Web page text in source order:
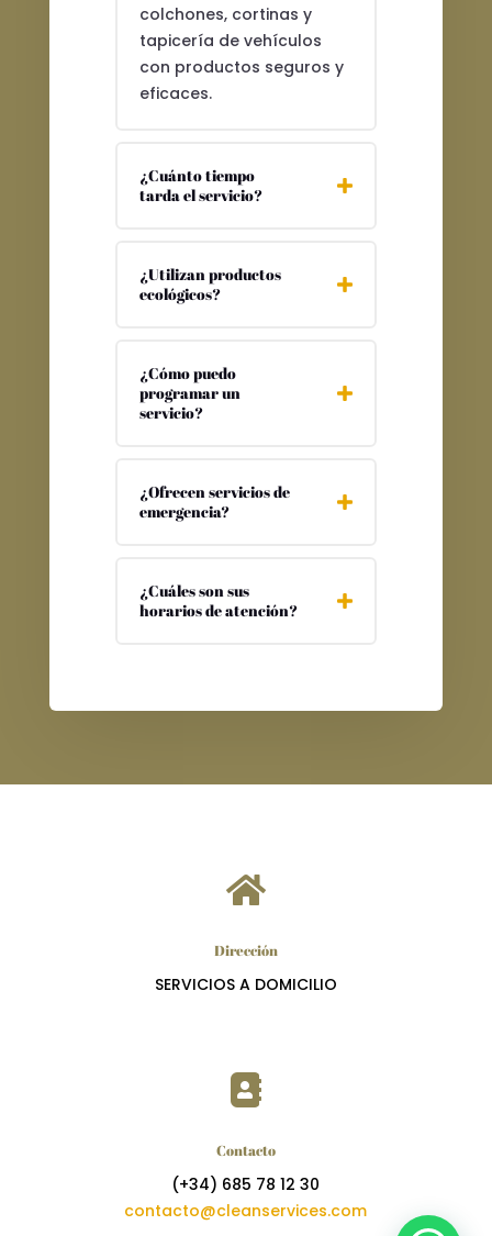
colchones, cortinas y
tapicería de vehículos
con productos seguros y
eficaces.
¿Cuánto tiempo
tarda el servicio?
¿Utilizan productos
ecológicos?
¿Cómo puedo
programar un
servicio?
¿Ofrecen servicios de
emergencia?
¿Cuáles son sus
horarios de atención?

Dirección
SERVICIOS A DOMICILIO

Contacto
(+34) 685 78 12 30
contacto@cleanservices.com